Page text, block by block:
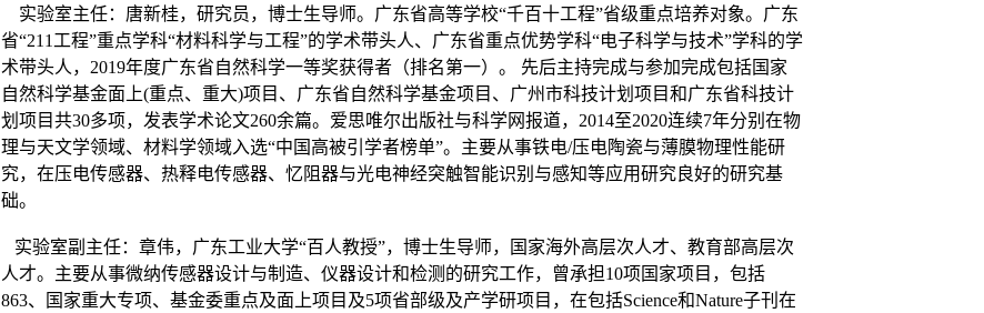
实验室主任：唐新桂，研究员，博士生导师。广东省高等学校“千百十工程”省级重点培养对象。广东
省“211 工程”重点学科“材料科学与工程”的学术带头人、广东省重点优势学科“电子科学与技术”学科的学
术带头人 ， 2019年度广东省自然科学一等奖获得者（排名第一）。
先后主持完成与参加完成包括国家
自然科学基金面上(重点、重大)项目、广东省自然科学基金项目、广州市科技计划项目和广东省科技计
划项目共30多项，发表学术论文260余篇。爱思唯尔出版社与科学网报道， 2014至2020连续7年分别在物
理与天文学领域、材料学领域入选“中国高被引学者榜单”。主要从事铁电/压电陶瓷与薄膜物理性能研
究，在压电传感器、热释电传感器、忆阻器与光电神经突触智能识别与感知等应用研究 良好的研究基
础。
实验室副主任：章伟，广东工业大学“百人教授”，博士生导师，国家海外高层次人才、教育部高层次
人才。主要从事微纳传感器设计与制造、仪器设计和检测的研究工作，曾承担10项国家项目，包括
863、国家重大专项、基金委重点及面上项目及5项省部级及产学研项目，在包括Science和Nature子刊在